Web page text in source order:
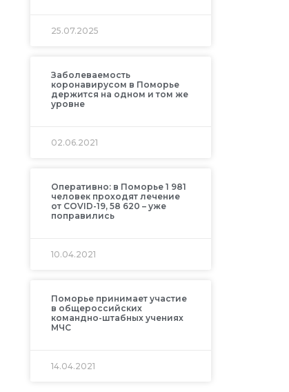
25.07.2025
Заболеваемость
коронавирусом в Поморье
держится на одном и том же
уровне
02.06.2021
Оперативно: в Поморье 1 981
человек проходят лечение
от COVID-19, 58 620 – уже
поправились
10.04.2021
Поморье принимает участие
в общероссийских
командно-штабных учениях
МЧС
14.04.2021